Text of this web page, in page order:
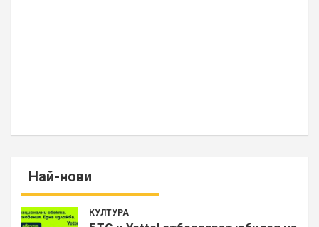
Най-нови
КУЛТУРА